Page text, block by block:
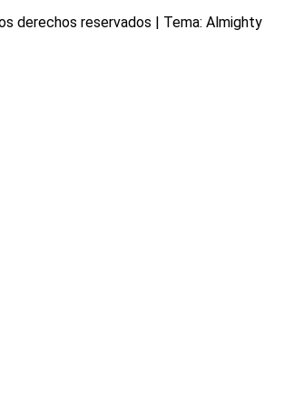
derechos reservados | Tema: Almighty